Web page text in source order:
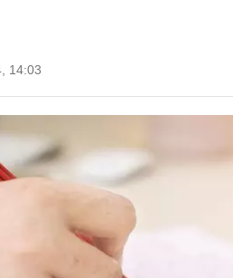
14:03